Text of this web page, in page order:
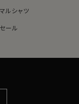
ルシャツ
ール
ス型から選ぶ
ぶ
タン
ダー